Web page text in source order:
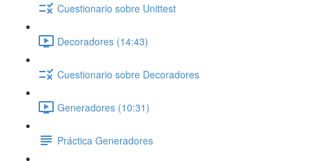
Cuestionario sobre Unittest
Decoradores (14:43)
Cuestionario sobre Decoradores
Generadores (10:31)
Práctica Generadores